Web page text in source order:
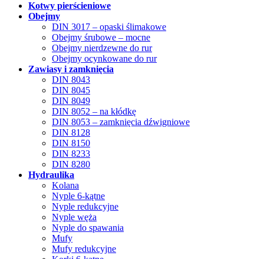
Kotwy pierścieniowe
Obejmy
DIN 3017 – opaski ślimakowe
Obejmy śrubowe – mocne
Obejmy nierdzewne do rur
Obejmy ocynkowane do rur
Zawiasy i zamknięcia
DIN 8043
DIN 8045
DIN 8049
DIN 8052 – na kłódkę
DIN 8053 – zamknięcia dźwigniowe
DIN 8128
DIN 8150
DIN 8233
DIN 8280
Hydraulika
Kolana
Nyple 6-kątne
Nyple redukcyjne
Nyple węża
Nyple do spawania
Mufy
Mufy redukcyjne